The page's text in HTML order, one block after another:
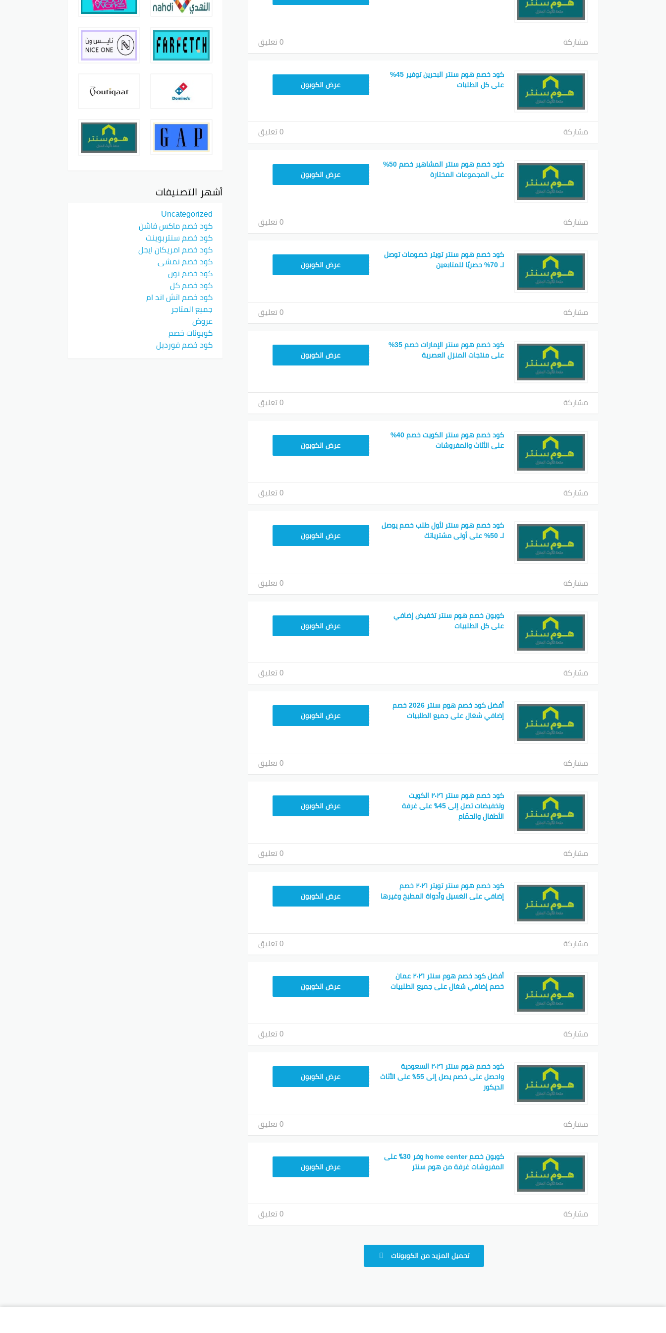
مشاركة 0 تعليق
كود خصم هوم سنتر البحرين توفير 45%
على كل الطلبات
CMISSU10
عرض الكوبون
مشاركة 0 تعليق
كود خصم هوم سنتر المشاهير خصم 50%
على المجموعات المختارة
CMISSU10
عرض الكوبون
مشاركة 0 تعليق
كود خصم هوم سنتر تويتر خصومات توصل
لـ 70% حصريًا للمتابعين
CMISSU10
عرض الكوبون
مشاركة 0 تعليق
كود خصم هوم سنتر الإمارات خصم 35%
على منتجات المنزل العصرية
CMISSU10
عرض الكوبون
مشاركة 0 تعليق
كود خصم هوم سنتر الكويت خصم 40%
على الأثاث والمفروشات
CMISSU10
عرض الكوبون
مشاركة 0 تعليق
كود خصم هوم سنتر لأول طلب خصم يوصل
لـ 50% على أولى مشترياتك
CMISSU10
عرض الكوبون
مشاركة 0 تعليق
كوبون خصم هوم سنتر تخفيض إضافي
على كل الطلبيات
CMISSU10
عرض الكوبون
مشاركة 0 تعليق
أفضل كود خصم هوم سنتر 2026 خصم
إضافي شغال على جميع الطلبيات
CMISSU10
عرض الكوبون
مشاركة 0 تعليق
كود خصم هوم سنتر ٢٠٢٦ الكويت
وتخفيضات تصل إلى 45٪ على غرفة
الأطفال والحمّام
CMISSU10
عرض الكوبون
مشاركة 0 تعليق
كود خصم هوم سنتر تويتر ٢٠٢٦ خصم
إضافي على الغسيل وأدواة المطبخ وغيرها
CMISSU10
عرض الكوبون
مشاركة 0 تعليق
أفضل كود خصم هوم سنتر ٢٠٢٦ عمان
خصم إضافي شغال على جميع الطلبيات
CMISSU10
عرض الكوبون
مشاركة 0 تعليق
كود خصم هوم سنتر ٢٠٢٦ السعودية
واحصل على خصم يصل إلى 55٪ على الأثاث
الديكور
CMISSU10
عرض الكوبون
مشاركة 0 تعليق
كوبون خصم home center وفر 30٪ على
المفروشات غرفة من هوم سنتر
CMISSU10
عرض الكوبون
مشاركة 0 تعليق
تحميل المزيد من الكوبونات
أشهر التصنيفات
Uncategorized
كود خصم ماكس فاشن
كود خصم سنتربوينت
كود خصم امريكان ايجل
كود خصم نمشي
كود خصم نون
كود خصم كل
كود خصم اتش اند ام
جميع المتاجر
عروض
كوبونات خصم
كود خصم فورديل